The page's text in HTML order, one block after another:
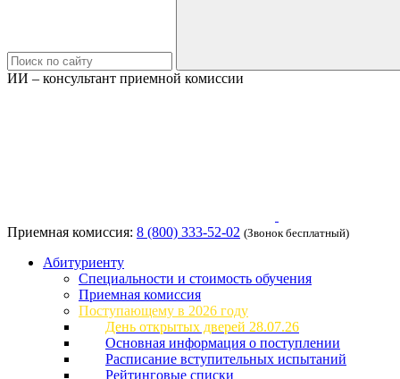
ИИ – консультант приемной комиссии
Приемная комиссия: 8 (800) 333-52-02 (Звонок бесплатный)
Абитуриенту
Специальности и стоимость обучения
Приемная комиссия
Поступающему в 2026 году
День открытых дверей 28.07.26
Основная информация о поступлении
Расписание вступительных испытаний
Рейтинговые списки